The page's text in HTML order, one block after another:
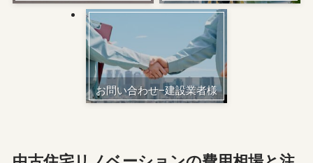
お問い合わせ−建設業者様